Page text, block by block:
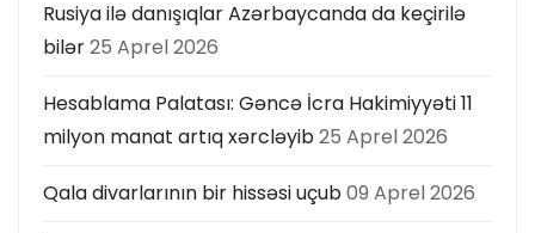
Rusiya ilə danışıqlar Azərbaycanda da keçirilə
bilər25 Aprel 2026
Hesablama Palatası: Gəncə İcra Hakimiyyəti 11
milyon manat artıq xərcləyib25 Aprel 2026
Qala divarlarının bir hissəsi uçub09 Aprel 2026